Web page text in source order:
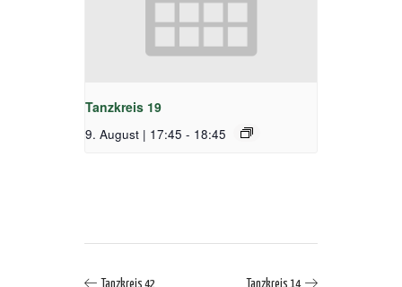
Tanzkreis 19
9. August | 17:45 - 18:45
Tanzkreis 42 Tanzkreis 14